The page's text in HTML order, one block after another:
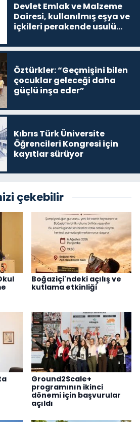
Devlet Emlak ve Malzeme
Dairesi, kullanılmış eşya ve
içkileri perakende usulü
Öztürkler: “Geçmişini bilen
çocuklar geleceği daha
güçlü inşa eder”
Kıbrıs Türk Üniversite
Öğrencileri Kongresi için
kayıtlar sürüyor
çekebilir
Boğaziçi'ndeki açılış ve
kutlama etkinliği
Ground2Scale+
programının ikinci
dönemi için başvurular
açıldı